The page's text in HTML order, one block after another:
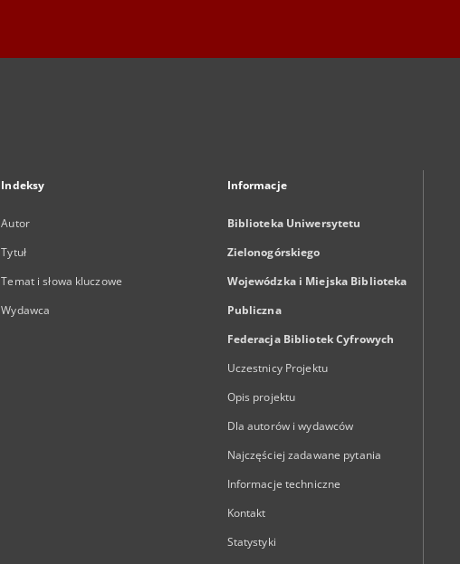
Indeksy
Autor
Tytuł
Temat i słowa kluczowe
Wydawca
Informacje
Biblioteka Uniwersytetu
Zielonogórskiego
Wojewódzka i Miejska Biblioteka
Publiczna
Federacja Bibliotek Cyfrowych
Uczestnicy Projektu
Opis projektu
Dla autorów i wydawców
Najczęściej zadawane pytania
Informacje techniczne
Kontakt
Statystyki